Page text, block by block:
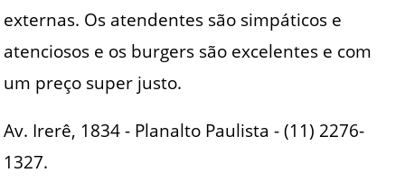
externas. Os atendentes são simpáticos e
atenciosos e os burgers são excelentes e com
um preço super justo.
Av. Irerê, 1834 - Planalto Paulista - (11) 2276-
1327.